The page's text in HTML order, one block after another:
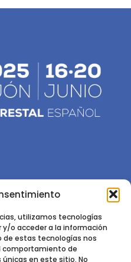
utilizamos tecnologías
o acceder a la información
de estas tecnologías nos
comportamiento de
en este sitio. No
por laSociedad
INIA-CSIC
7,5 - 28040 Madrid